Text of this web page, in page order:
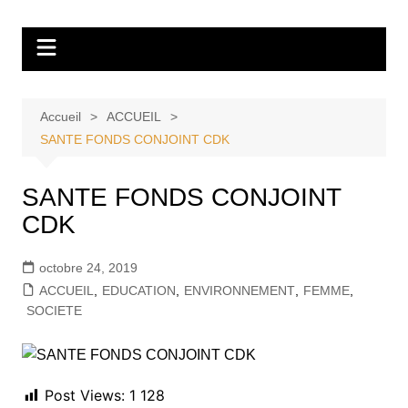
contenu
Tvdescollines
Accueil
ACCUEIL
SANTE FONDS CONJOINT CDK
SANTE FONDS CONJOINT
CDK
octobre 24, 2019
ACCUEIL
EDUCATION ENVIRONNEMENT, FEMME,
SOCIETE
Post Views: 1 128